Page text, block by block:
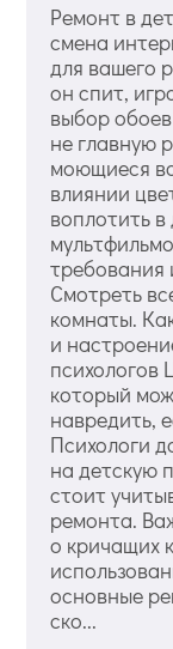
Ремонт в
смена
для вашего
он спит,
выбор
не главную
моющиеся
влиянии
воплотить
требования
Смотреть
комнаты.
и
психологов
который
навредить,
Психологи
на детскую
стоит
ремонта.
о кричащих
основные
ско...